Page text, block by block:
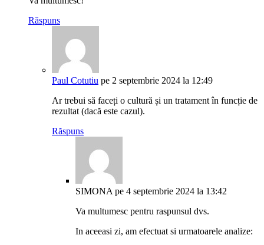
Răspuns
Paul Cotutiu pe 2 septembrie 2024 la 12:49
Ar trebui să faceți o cultură și un tratament în funcție de
rezultat (dacă este cazul).
Răspuns
SIMONA pe 4 septembrie 2024 la 13:42
Va multumesc pentru raspunsul dvs.
In aceeasi zi, am efectuat si urmatoarele analize: